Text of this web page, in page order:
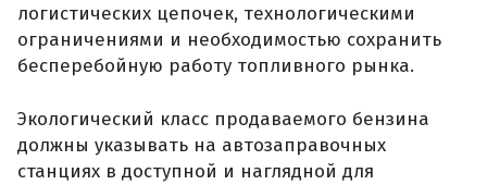
логистических цепочек, технологическими
ограничениями и необходимостью сохранить
бесперебойную работу топливного рынка.
Экологический класс продаваемого бензина
должны указывать на автозаправочных
станциях в доступной и наглядной для